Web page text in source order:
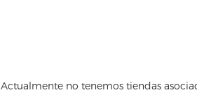
Actualmente no tenemos tiendas